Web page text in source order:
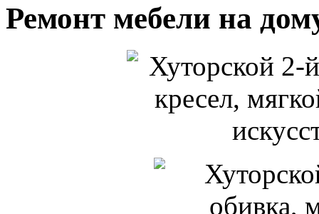
Ремонт мебели на